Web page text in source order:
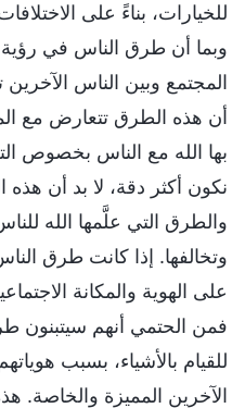
للخيارات، بناءً على
وبما أن طرق الناس في رؤية
المجتمع وبين الناس الآخرين
أن هذه الطرق تتعارض مع
بها الله مع الناس بخصوص
نكون أكثر دقة، لا بد أن هذه
والطرق التي علَّمها الله
وتخالفها. إذا كانت طرق
على الهوية والمكانة
فمن الحتمي أنهم سيتبنون
للقيام بالأشياء، بسبب
الآخرين المميزة والخاصة.